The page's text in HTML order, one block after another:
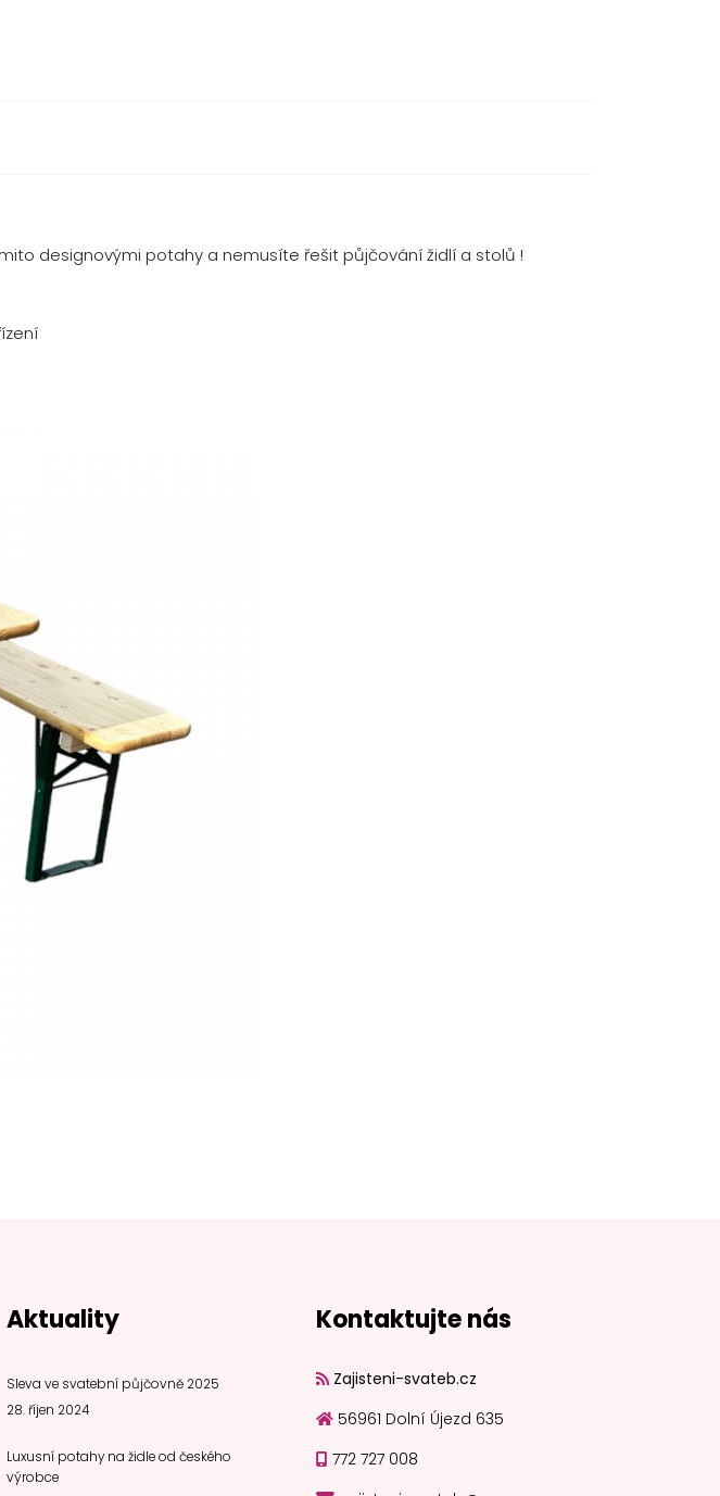
designovými potahy a nemusíte řešit půjčování židlí a stolů !
výrobce
3.2. - 4.2. 2024
Aktuality
Sleva ve svatební půjčovně 2025
28. říjen 2024
Luxusní potahy na židle od českého
výrobce
Kontaktujte nás
Zajisteni-svateb.cz
56961 Dolní Újezd 635
772 727 008